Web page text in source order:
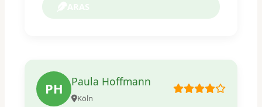
PH Paula Hoffmann
Köln